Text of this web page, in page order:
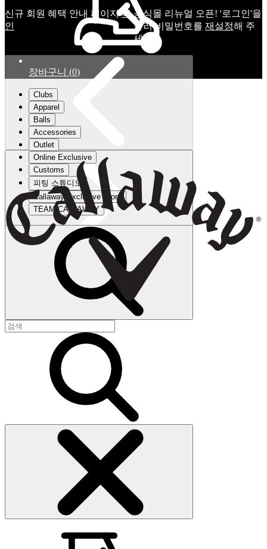
신규 회원 혜택 안내 페이지확
인
공식몰 리뉴얼 오픈! '로그인'을
눌러 비밀번호를 재설정해 주
세요.
장바구니 (0)
Clubs
Apparel
Balls
Accessories
Outlet
Online Exclusive
Customs
피팅 스튜디오
Callaway Exclusive Store
TEAM CALLAWAY